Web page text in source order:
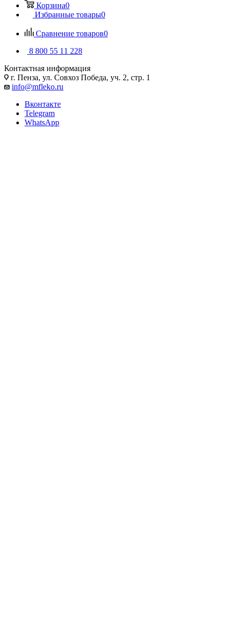
Корзина0
Избранные товары0
Сравнение товаров0
8 800 55 11 228
Контактная информация
г. Пенза, ул. Совхоз Победа, уч. 2, стр. 1
info@mfleko.ru
Вконтакте
Telegram
WhatsApp